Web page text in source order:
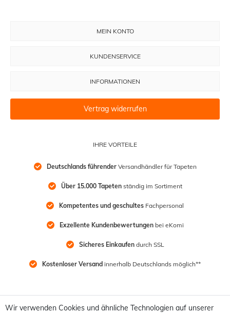
IHRE VORTEILE
Deutschlands führender Versandhändler für Tapeten
Über 15.000 Tapeten ständig im Sortiment
Kompetentes und geschultes Fachpersonal
Exzellente Kundenbewertungen bei eKomi
Sicheres Einkaufen durch SSL
Kostenloser Versand innerhalb Deutschlands möglich**
MEIN KONTO
KUNDENSERVICE
INFORMATIONEN
Vertrag widerrufen
Wir verwenden Cookies und ähnliche Technologien auf unserer